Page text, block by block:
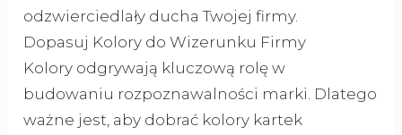
odzwierciedlały ducha Twojej firmy.
Dopasuj Kolory do Wizerunku Firmy
Kolory odgrywają kluczową rolę w
budowaniu rozpoznawalności marki. Dlatego
ważne jest, aby dobrać kolory kartek